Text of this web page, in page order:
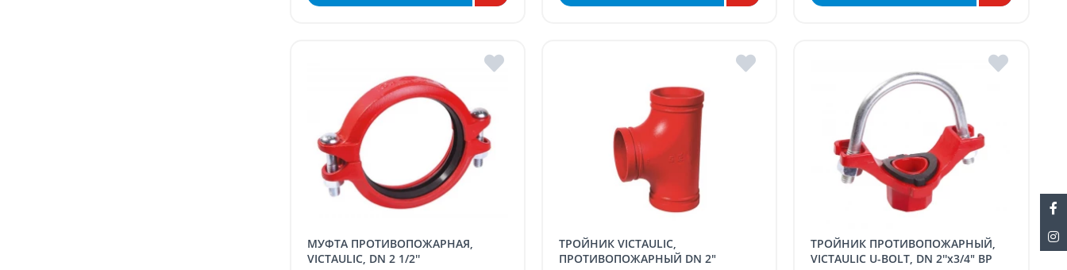
МУФТА ПРОТИВОПОЖАРНАЯ,
VICTAULIC, DN 2 1/2''
ТРОЙНИК VICTAULIC,
ПРОТИВОПОЖАРНЫЙ DN 2"
ТРОЙНИК ПРОТИВОПОЖАРНЫЙ,
VICTAULIC U-BOLT, DN 2''x3/4" ВР